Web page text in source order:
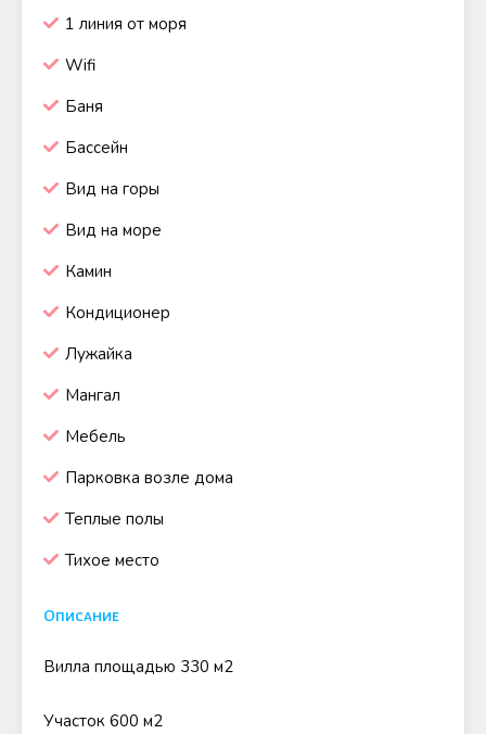
1 линия от моря
Wifi
Баня
Бассейн
Вид на горы
Вид на море
Камин
Кондиционер
Лужайка
Мангал
Мебель
Парковка возле дома
Теплые полы
Тихое место
Описание
Вилла площадью 330 м2
Участок 600 м2